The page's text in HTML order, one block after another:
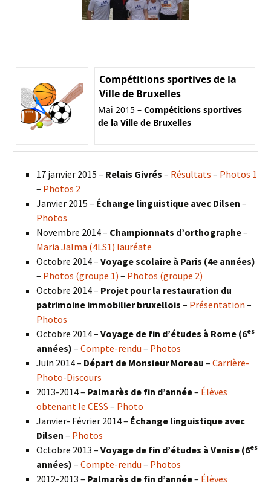
Compétitions sportives de la
Ville de Bruxelles
Mai 2015 – Compétitions sportives
de la Ville de Bruxelles
17 janvier 2015 – Relais Givrés – Résultats – Photos 1
– Photos 2
Janvier 2015 – Échange linguistique avec Dilsen –
Photos
Novembre 2014 – Championnats d’orthographe–
Maria Jalma (4LS1) lauréate
Octobre 2014 – Voyage scolaire à Paris (4e années)
– Photos (groupe 1) – Photos (groupe 2)
Octobre 2014 – Projet pour la restauration du
patrimoine immobilier bruxellois – Présentation –
Photos
Octobre 2014 – Voyage de fin d’études à Rome (6es
années) – Compte-rendu – Photos
Juin 2014 – Départ de Monsieur Moreau – Carrière-
Photo-Discours
2013-2014 – Palmarès de fin d’année– Élèves
obtenant le CESS – Photo
Janvier- Février 2014 – Échange linguistique avec
Dilsen – Photos
Octobre 2013 – Voyage de fin d’études à Venise (6es
années) – Compte-rendu – Photos
2012-2013 – Palmarès de fin d’année– Élèves